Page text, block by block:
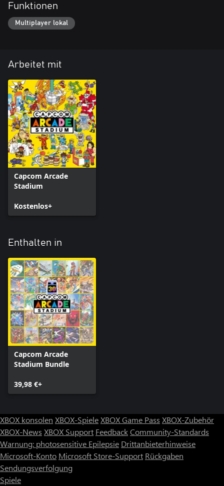
Funktionen
Multiplayer lokal
Arbeitet mit
Capcom Arcade
Stadium
Kostenlos+
Enthalten in
Capcom Arcade
Stadium Bundle
39,98 €+
XBOX konsolen XBOX-SpieleXBOX Game Pass XBOX-Zubehör
XBOX-News XBOX Support FeedbackCommunity-Standards
Warnung: photosensitive Epilepsie Drittanbieterhinweise
Microsoft-Konto Microsoft Store-Support Rückgaben
Sendungsverfolgung
Spiele